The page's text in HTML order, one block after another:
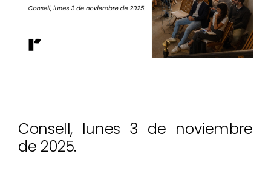
Consell, lunes 3 de noviembre
de 2025.